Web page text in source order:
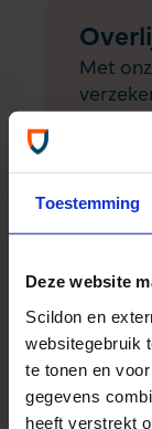
Toestemming
Deze website
Scildon en
websitegebruik
te tonen en
gegevens
heeft verstrekt
Met
klanten.
ORV's